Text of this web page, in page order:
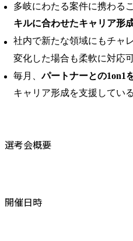
多岐にわたる案件に携わる
キルに合わせたキャリア形
社内で新たな領域にもチャ
変化した場合も柔軟に対応
毎月、パートナーとの1on1
キャリア形成を支援している
選考会概要
開催日時